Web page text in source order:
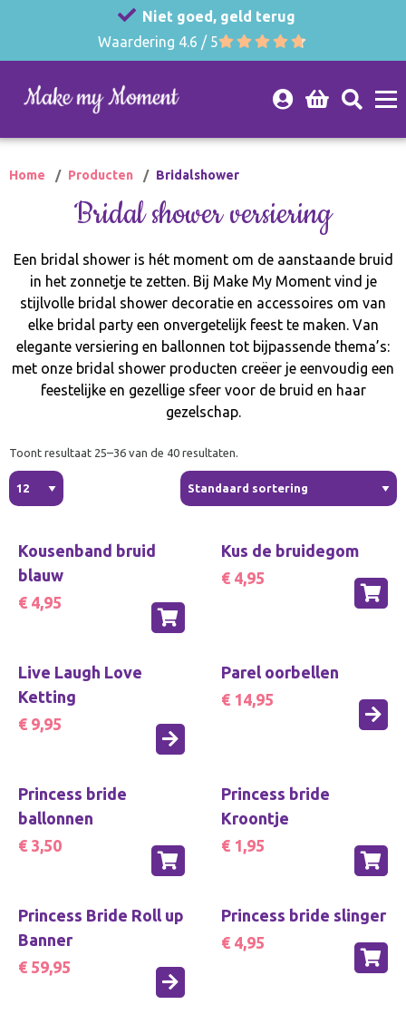
Niet goed, geld terug
Waardering 4.6 / 5
Home Producten Bridalshower
Bridal shower versiering
Een bridal shower is hét moment om de aanstaande bruid
in het zonnetje te zetten. Bij Make My Moment vind je
stijlvolle bridal shower decoratie en accessoires om van
elke bridal party een onvergetelijk feest te maken. Van
elegante versiering en ballonnen tot bijpassende thema’s:
met onze bridal shower producten creëer je eenvoudig een
feestelijke en gezellige sfeer voor de bruid en haar
gezelschap.
Toont resultaat 25–36 van de 40 resultaten.
Kousenband bruid
blauw
€ 4,95
Kus de bruidegom
€ 4,95
Live Laugh Love
Ketting
€ 9,95
Parel oorbellen
€ 14,95
Princess bride
ballonnen
€ 3,50
Princess bride
Kroontje
€ 1,95
Princess Bride Roll up
Banner
€ 59,95
Princess bride slinger
€ 4,95